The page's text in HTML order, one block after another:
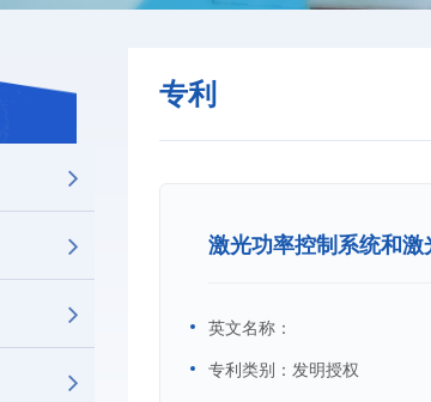
专利
激光功率控制系统和激
英文名称：
专利类别： 发明授权